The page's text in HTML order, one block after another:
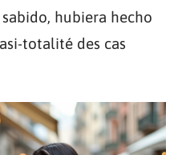
hubiera hecho
totalité des cas